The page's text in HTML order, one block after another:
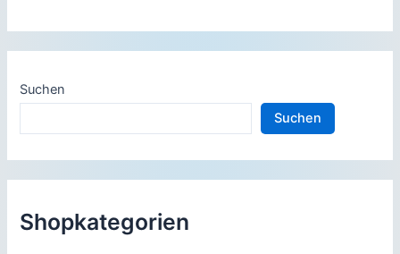
Marke
setzt
durch
Suchen
Suchen
Shopkategorien